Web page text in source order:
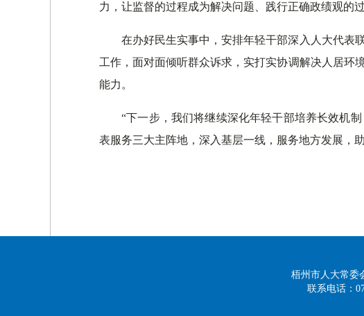
力，让监督的过程成为解决问题、践行正确政绩观的过
在办好民生实事中，安排年轻干部深入人大代表
工作，面对面倾听群众诉求，实打实协调解决人居环
能力。
“下一步，我们将继续深化年轻干部培养长效机
表服务三大主阵地，深入基层一线，服务地方发展，
梧州市人大常委
联系电话：